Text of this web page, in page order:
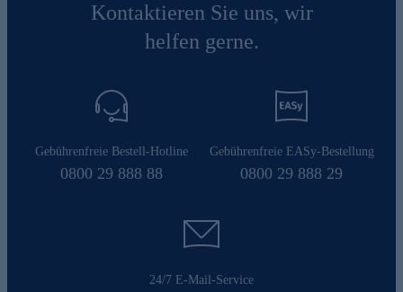
Kontaktieren Sie uns, wir
helfen gerne.
Gebührenfreie Bestell-Hotline
0800 29 888 88
Gebührenfreie EASy-Bestellung
0800 29 888 29
24/7 E-Mail-Service